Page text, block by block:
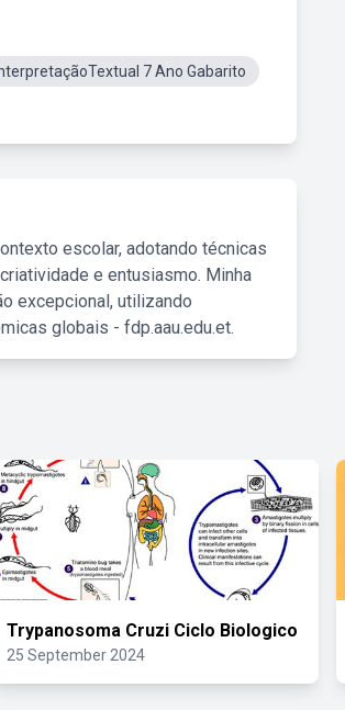
7 Ano Gabarito
escolar, adotando técnicas
e entusiasmo. Minha
excepcional, utilizando
globais - fdp.aau.edu.et.
Trypanosoma Cruzi Ciclo Biologico
25 September 2024